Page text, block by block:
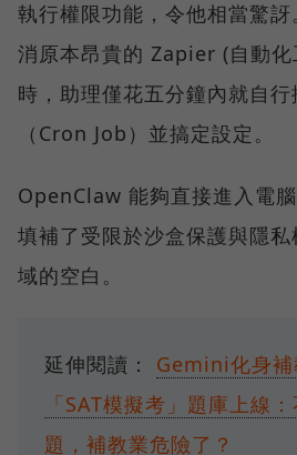
執行權限功能，令他相當驚
消原本昂貴的 Zapier (自動
時，助理僅花五分鐘內就自
（Cron Job）並搞定設定。
OpenClaw 能夠直接進入電
填補了受限於沙盒保護與隱
域的空白。
延伸閱讀： Gemini化身補
「SAT模擬考」題庫上線
題，補教業危險了？